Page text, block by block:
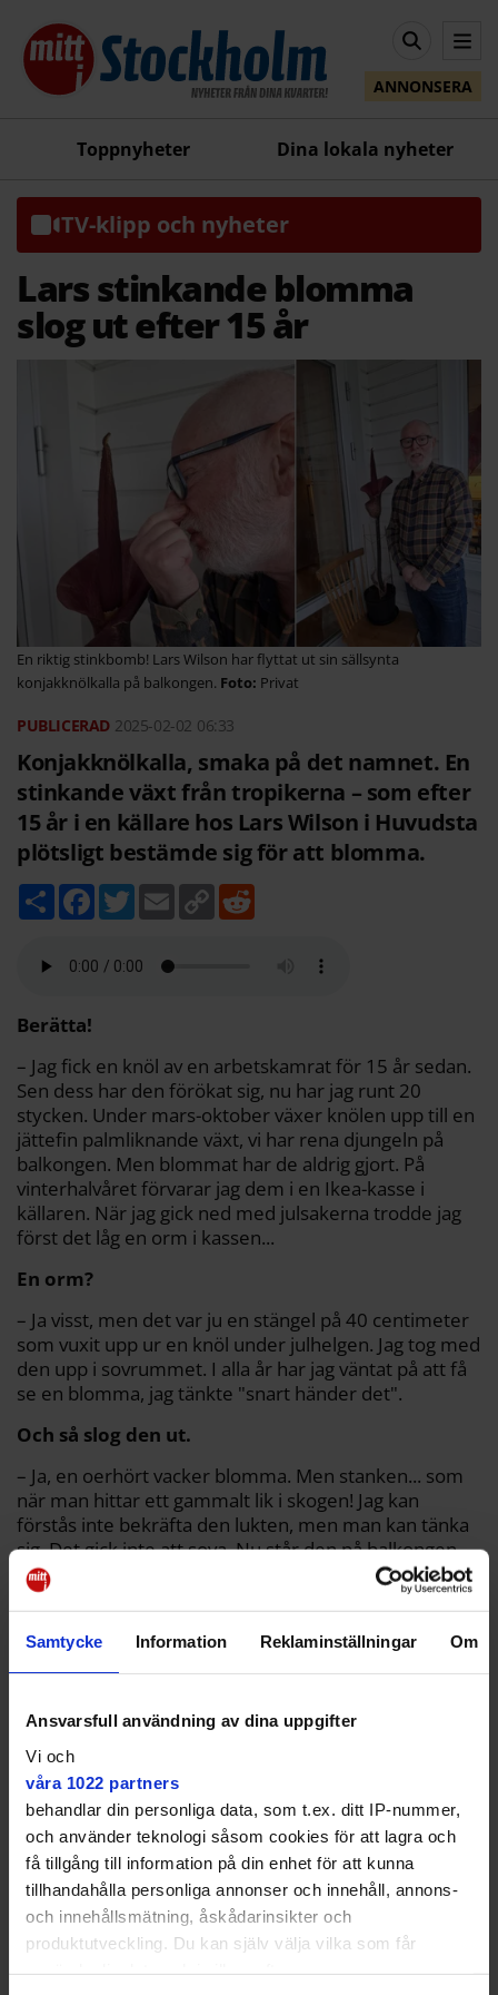
Samtycke Information Reklaminställningar Om
Ansvarsfull användning av dina uppgifter
Vi och
våra 1022 partners
behandlar din personliga data, som t.ex. ditt IP-nummer,
och använder teknologi såsom cookies för att lagra och
få tillgång till information på din enhet för att kunna
tillhandahålla personliga annonser och innehåll, annons-
och innehållsmätning, åskådarinsikter och
produktutveckling. Du kan själv välja vilka som får
ANNONSERA
Toppnyheter Dina lokala nyheter
TV-klipp och nyheter
Lars stinkande blomma
slog ut efter 15 år
En riktig stinkbomb! Lars Wilson har flyttat ut sin sällsynta
konjakknölkalla på balkongen.
Privat
2025-02-02 06:33
Konjakknölkalla, smaka på det namnet. En
stinkande växt från tropikerna – som efter
15 år i en källare hos Lars Wilson i Huvudsta
plötsligt bestämde sig för att blomma.
D
e
F
c
b
T
w
t
E
m
a
C
o
p
Berätta!
– Jag fick en knöl av en arbetskamrat för 15 år sedan.
Sen dess har den förökat sig, nu har jag runt 20
stycken. Under mars-oktober växer knölen upp till en
jättefin palmliknande växt, vi har rena djungeln på
balkongen. Men blommat har de aldrig gjort. På
vinterhalvåret förvarar jag dem i en Ikea-kasse i
källaren. När jag gick ned med julsakerna trodde jag
först det låg en orm i kassen...
En orm?
– Ja visst, men det var ju en stängel på 40 centimeter
som vuxit upp ur en knöl under julhelgen. Jag tog med
den upp i sovrummet. I alla år har jag väntat på att få
se en blomma, jag tänkte "snart händer det".
Och så slog den ut.
– Ja, en oerhört vacker blomma. Men stanken... som
när man hittar ett gammalt lik i skogen! Jag kan
förstås inte bekräfta den lukten, men man kan tänka
sig. Det gick inte att sova. Nu står den på balkongen.
För säkerhets skull ringde jag Bergianska som sa att
en blommande konjakknölkalla kan förvaras kallt, och